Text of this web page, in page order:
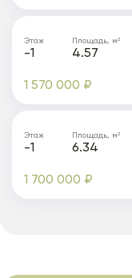
Этаж
-1
Площадь, м²
4.57
1 570 000 ₽
Этаж
-1
Площадь, м²
6.34
1 700 000 ₽